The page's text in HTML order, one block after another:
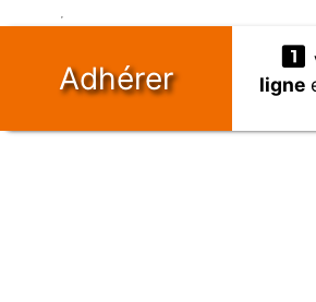
Adhérer
ligne